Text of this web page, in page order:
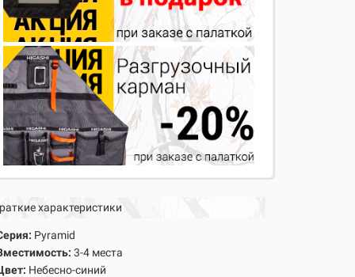
характеристики
Pyramid
3-4 места
Небесно-синий